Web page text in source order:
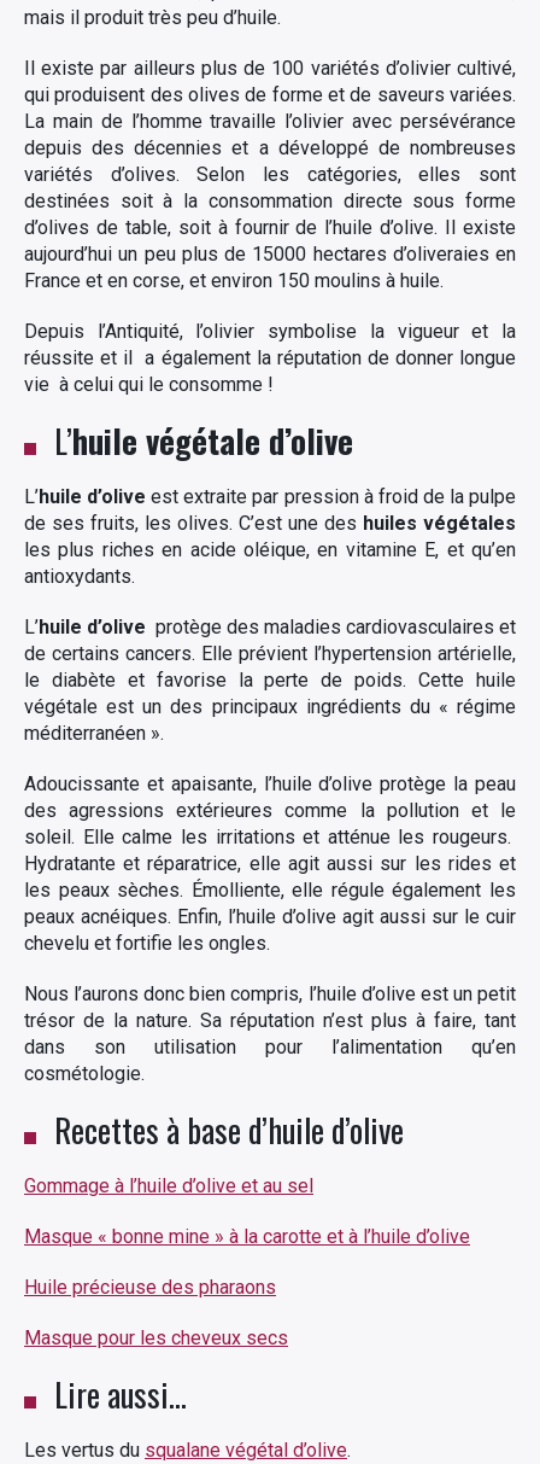
mais il produit très peu d’huile.
Il existe par ailleurs plus de 100 variétés d’olivier cultivé,
qui produisent des olives de forme et de saveurs variées.
La main de l’homme travaille l’olivier avec persévérance
depuis des décennies et a développé de nombreuses
variétés d’olives. Selon les catégories, elles sont
destinées soit à la consommation directe sous forme
d’olives de table, soit à fournir de l’huile d’olive. Il existe
aujourd’hui un peu plus de 15000 hectares d’oliveraies en
France et en corse, et environ 150 moulins à huile.
Depuis l’Antiquité, l’olivier symbolise la vigueur et la
réussite et il a également la réputation de donner longue
vie à celui qui le consomme !
L’huile végétale d’olive
L’huile d’olive est extraite par pression à froid de la pulpe
de ses fruits, les olives. C’est une des huiles végétales
les plus riches en acide oléique, en vitamine E, et qu’en
antioxydants.
L’huile d’olive protège des maladies cardiovasculaires et
de certains cancers. Elle prévient l’hypertension artérielle,
le diabète et favorise la perte de poids. Cette huile
végétale est un des principaux ingrédients du « régime
méditerranéen ».
Adoucissante et apaisante, l’huile d’olive protège la peau
des agressions extérieures comme la pollution et le
soleil. Elle calme les irritations et atténue les rougeurs.
Hydratante et réparatrice, elle agit aussi sur les rides et
les peaux sèches. Émolliente, elle régule également les
peaux acnéiques. Enfin, l’huile d’olive agit aussi sur le cuir
chevelu et fortifie les ongles.
Nous l’aurons donc bien compris, l’huile d’olive est un petit
trésor de la nature. Sa réputation n’est plus à faire, tant
dans son utilisation pour l’alimentation qu’en
cosmétologie.
Recettes à base d’huile d’olive
Gommage à l’huile d’olive et au sel
Masque « bonne mine » à la carotte et à l’huile d’olive
Huile précieuse des pharaons
Masque pour les cheveux secs
Lire aussi…
Les vertus du squalane végétal d’olive.